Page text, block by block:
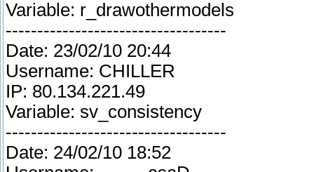
Variable: r_drawothermodels
-----------------------------------
Date: 23/02/10 20:44
Username: CHILLER
IP: 80.134.221.49
Variable: sv_consistency
-----------------------------------
Date: 24/02/10 18:52